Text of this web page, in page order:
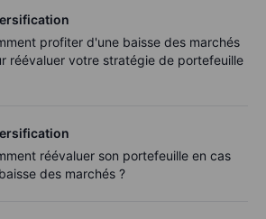
profiter d'une baisse des marchés
réévaluer votre stratégie de portefeuille
réévaluer son portefeuille en cas
des marchés ?